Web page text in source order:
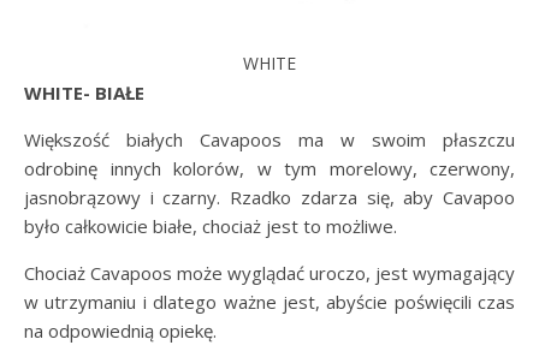
WHITE
WHITE- BIAŁE
Większość białych Cavapoos ma w swoim płaszczu
odrobinę innych kolorów, w tym morelowy, czerwony,
jasnobrązowy i czarny. Rzadko zdarza się, aby Cavapoo
było całkowicie białe, chociaż jest to możliwe.
Chociaż Cavapoos może wyglądać uroczo, jest wymagający
w utrzymaniu i dlatego ważne jest, abyście poświęcili czas
na odpowiednią opiekę.